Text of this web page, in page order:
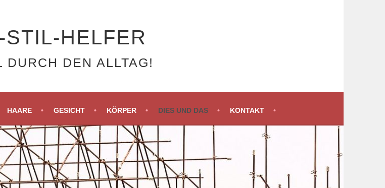
STIL-HELFER
DURCH DEN ALLTAG!
HAARE GESICHT KÖRPER DIES UND DAS KONTAKT